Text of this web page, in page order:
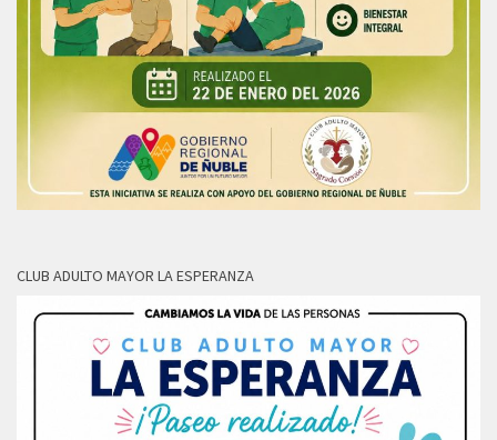
CLUB ADULTO MAYOR LA ESPERANZA